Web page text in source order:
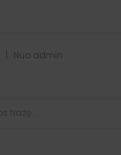
Nuo admin